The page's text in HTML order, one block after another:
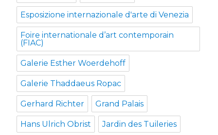
Esposizione internazionale d'arte di Venezia
Foire internationale d’art contemporain
(FIAC)
Galerie Esther Woerdehoff
Galerie Thaddaeus Ropac
Gerhard Richter Grand Palais
Hans Ulrich Obrist Jardin des Tuileries